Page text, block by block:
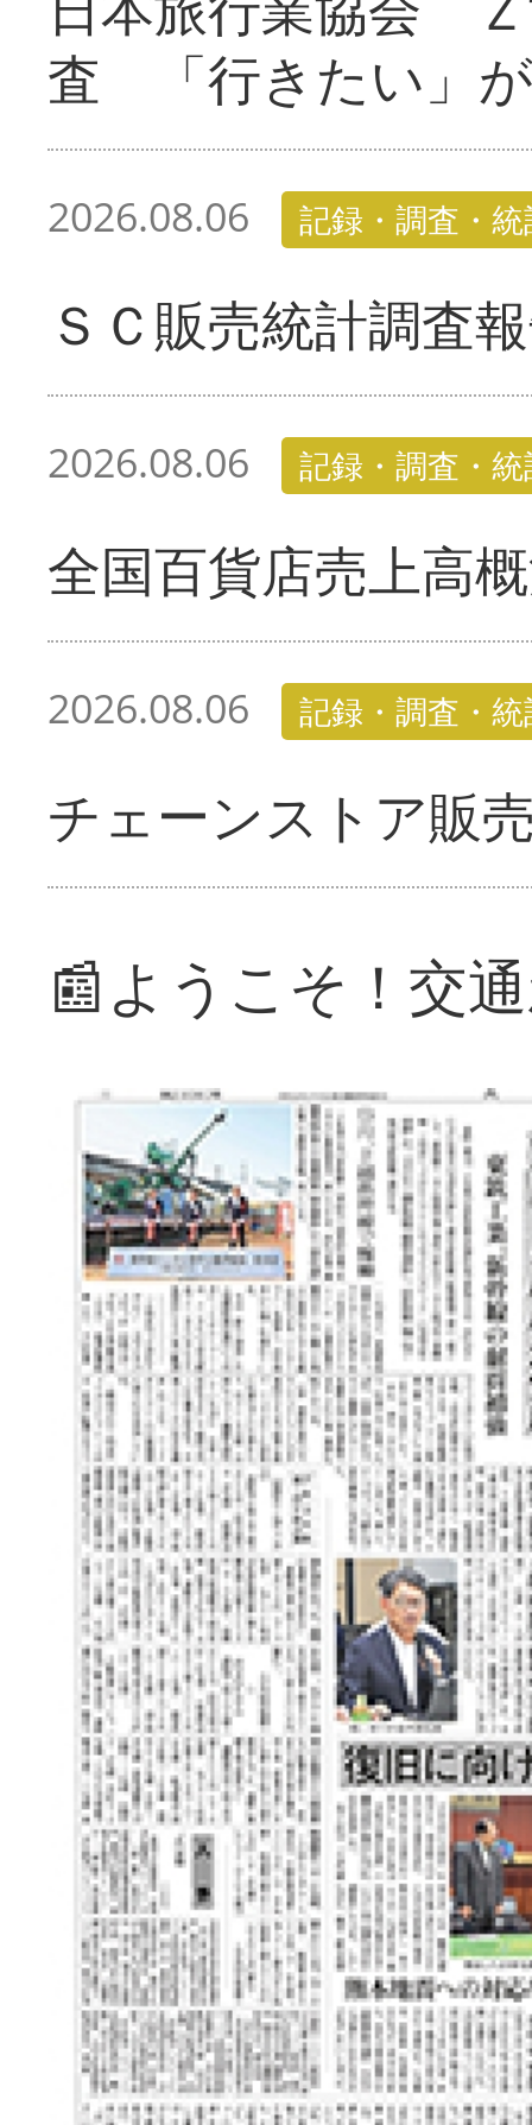
査 「行きたい」
2026.08.06 記録・調査・
ＳＣ販売統計調査
2026.08.06 記録・調査・
全国百貨店売上高
2026.08.06 記録・調査・
チェーンストア販
📰ようこそ！交